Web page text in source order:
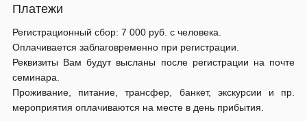
Платежи
Регистрационный сбор: 7 000 руб. с человека.
Оплачивается заблаговременно при регистрации.
Реквизиты Вам будут высланы после регистрации на почте
семинара.
Проживание, питание, трансфер, банкет, экскурсии и пр.
мероприятия оплачиваются на месте в день прибытия.